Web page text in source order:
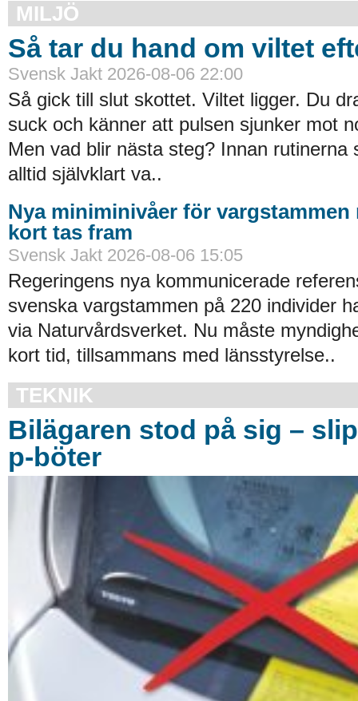
MILJÖ
Så tar du hand om viltet
Svensk Jakt 2026-08-06 22:00
Så gick till slut skottet. Viltet ligger. Du
suck och känner att pulsen sjunker mot
Men vad blir ­nästa steg? Innan rutinerna
alltid självklart va..
Nya miniminivåer för vargstammen
kort tas fram
Svensk Jakt 2026-08-06 15:05
Regeringens nya kommunicerade
svenska vargstammen på 220 individer
via Naturvårdsverket. Nu måste
kort tid, tillsammans med länsstyrelse..
TEKNIK
Bilägaren stod på sig –
p-böter